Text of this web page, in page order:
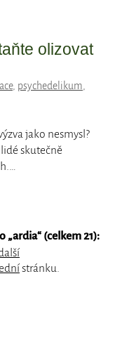
olizovat
, psychedelikum,
jako nesmysl?
skutečně
„ardia“ (celkem 21):
stránku.